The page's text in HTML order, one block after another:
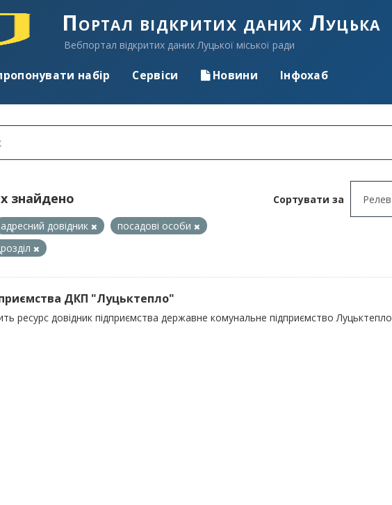
Портал відкритих даних Луцька
Вебпортал відкритих даних Луцької міської ради
набір Сервіси Новини Інфохаб
Сортувати за
знайдено
адресний довідник
посадові особи
ДКП "Луцьктепло"
ресурс довідник підприємства державне комунальне підприємство Луцьктепло